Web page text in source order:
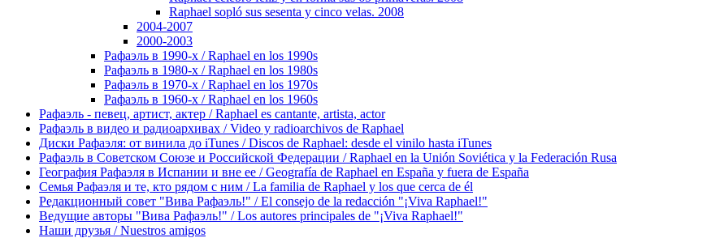
Raphael sopló sus sesenta y cinco velas. 2008
2004-2007
2000-2003
Рафаэль в 1990-х / Raphael en los 1990s
Рафаэль в 1980-х / Raphael en los 1980s
Рафаэль в 1970-х / Raphael en los 1970s
Рафаэль в 1960-х / Raphael en los 1960s
Рафаэль - певец, артист, актер / Raphael es cantante, artista, actor
Рафаэль в видео и радиоархивах / Video y radioarchivos de Raphael
Диски Рафаэля: от винила до iTunes / Discos de Raphael: desde el vinilo hasta iTunes
Рафаэль в Советском Союзе и Российской Федерации / Raphael en la Unión Soviética y la Federación Rusa
География Рафаэля в Испании и вне ее / Geografía de Raphael en España y fuera de España
Семья Рафаэля и те, кто рядом с ним / La familia de Raphael y los que cerca de él
Редакционный совет "Вива Рафаэль!" / El consejo de la redacción "¡Viva Raphael!"
Ведущие авторы "Вива Рафаэль!" / Los autores principales de "¡Viva Raphael!"
Наши друзья / Nuestros amigos